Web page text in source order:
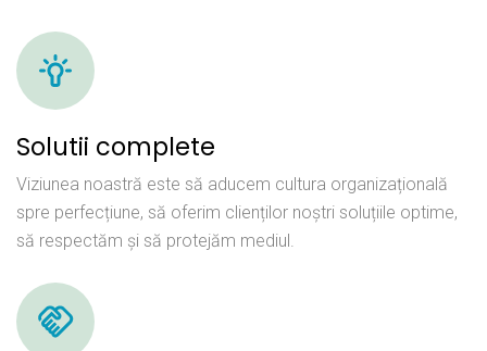
Solutii complete
Viziunea noastră este să aducem cultura organizațională
spre perfecțiune, să oferim clienților noștri soluțiile optime,
să respectăm și să protejăm mediul.